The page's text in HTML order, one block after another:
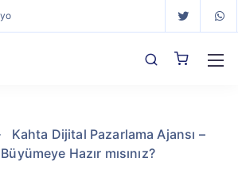
Kahta Dijital Pazarlama Ajansı –
Hazır mısınız?